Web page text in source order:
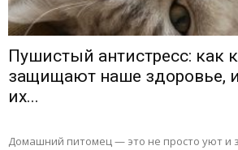
Пушистый антистресс: как
защищают наше здоровье,
их...
Домашний питомец — это не просто уют и